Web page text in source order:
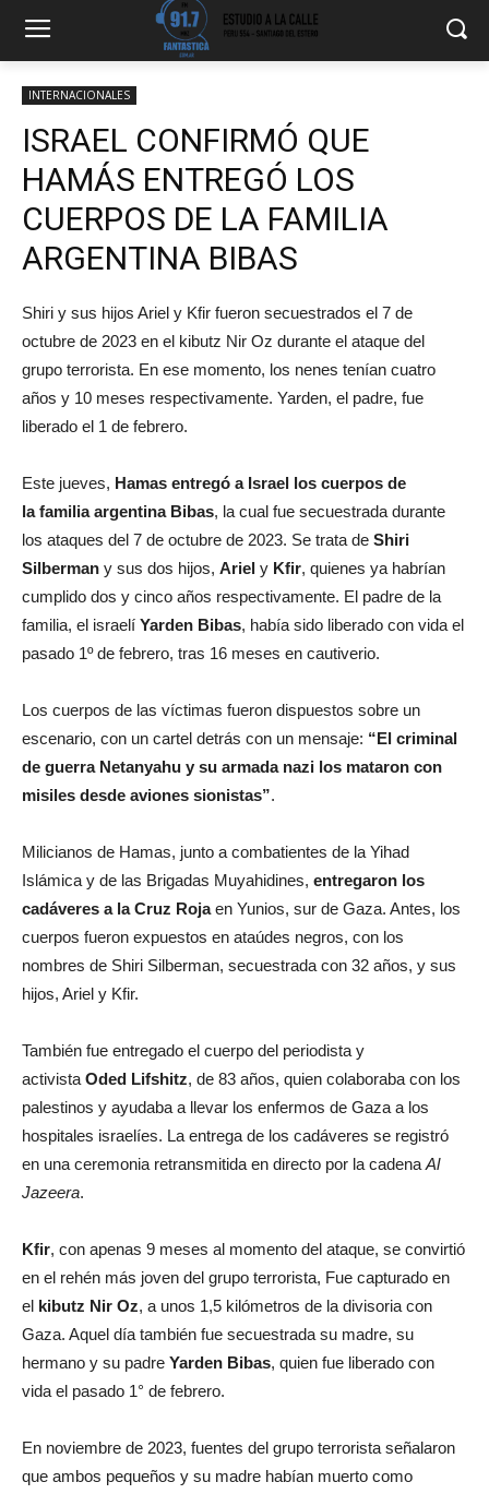
INTERNACIONALES
ISRAEL CONFIRMÓ QUE
HAMÁS ENTREGÓ LOS
CUERPOS DE LA FAMILIA
ARGENTINA BIBAS
Shiri y sus hijos Ariel y Kfir fueron secuestrados el 7 de
octubre de 2023 en el kibutz Nir Oz durante el ataque del
grupo terrorista. En ese momento, los nenes tenían cuatro
años y 10 meses respectivamente. Yarden, el padre, fue
liberado el 1 de febrero.
Este jueves, Hamas entregó a Israel los cuerpos de
la familia argentina Bibas, la cual fue secuestrada durante
los ataques del 7 de octubre de 2023. Se trata de Shiri
Silberman y sus dos hijos, Ariel y Kfir, quienes ya habrían
cumplido dos y cinco años respectivamente. El padre de la
familia, el israelí Yarden Bibas, había sido liberado con vida el
pasado 1º de febrero, tras 16 meses en cautiverio.
Los cuerpos de las víctimas fueron dispuestos sobre un
escenario, con un cartel detrás con un mensaje: “El criminal
de guerra Netanyahu y su armada nazi los mataron con
misiles desde aviones sionistas”.
Milicianos de Hamas, junto a combatientes de la Yihad
Islámica y de las Brigadas Muyahidines, entregaron los
cadáveres a la Cruz Rojaen Yunios, sur de Gaza. Antes, los
cuerpos fueron expuestos en ataúdes negros, con los
nombres de Shiri Silberman, secuestrada con 32 años, y sus
hijos, Ariel y Kfir.
También fue entregado el cuerpo del periodista y
activista Oded Lifshitz, de 83 años, quien colaboraba con los
palestinos y ayudaba a llevar los enfermos de Gaza a los
hospitales israelíes. La entrega de los cadáveres se registró
en una ceremonia retransmitida en directo por la cadena Al
Jazeera.
Kfir, con apenas 9 meses al momento del ataque, se convirtió
en el rehén más joven del grupo terrorista, Fue capturado en
el kibutz Nir Oz, a unos 1,5 kilómetros de la divisoria con
Gaza. Aquel día también fue secuestrada su madre, su
hermano y su padre Yarden Bibas, quien fue liberado con
vida el pasado 1° de febrero.
En noviembre de 2023, fuentes del grupo terrorista señalaron
que ambos pequeños y su madre habían muerto como